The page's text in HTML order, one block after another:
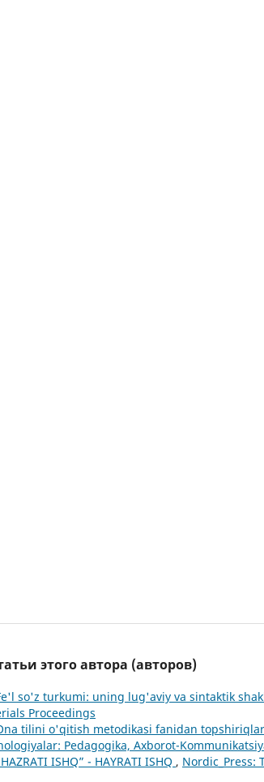
этого автора (авторов)
so'z turkumi: uning lug'aviy va sintaktik
Proceedings
tilini o'qitish metodikasi fanidan topshiriqlar
Pedagogika, Axborot-
ISHQ” - HAYRATI ISHQ , Nordic_Press: